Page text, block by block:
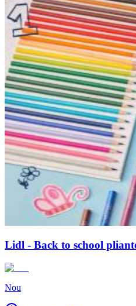
Lidl - Back to school
Nou